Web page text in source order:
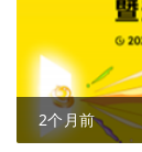
2个月前